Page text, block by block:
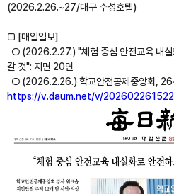
(2026.2.26.~27/대구 수성호텔)
□ [매일일보]
○ (2026.2.27.) "체험 중심 안전교육 내실
갈 것": 지면 20면
○ (2026.2.26.) 학교안전공제중앙회,
https://v.daum.net/v/